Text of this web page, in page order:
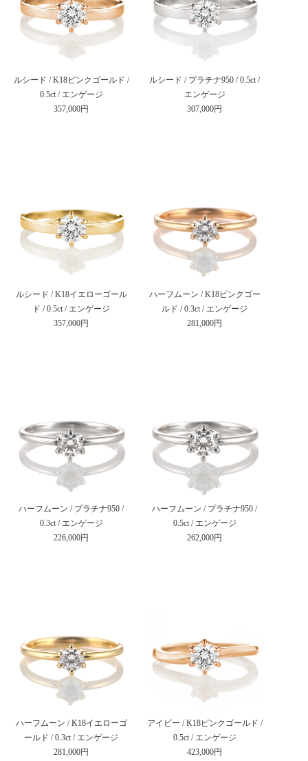
ルシード / K18ピンクゴールド /
0.5ct / エンゲージ
357,000円
ルシード / プラチナ950 / 0.5ct /
エンゲージ
307,000円
ルシード / K18イエローゴール
ド / 0.5ct / エンゲージ
357,000円
ハーフムーン / K18ピンクゴー
ルド / 0.3ct / エンゲージ
281,000円
ハーフムーン / プラチナ950 /
0.3ct / エンゲージ
226,000円
ハーフムーン / プラチナ950 /
0.5ct / エンゲージ
262,000円
ハーフムーン / K18イエローゴ
ールド / 0.3ct / エンゲージ
281,000円
アイビー / K18ピンクゴールド /
0.5ct / エンゲージ
423,000円